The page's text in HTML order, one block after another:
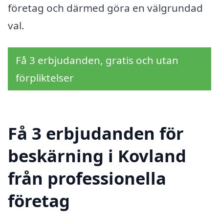
företag och därmed göra en välgrundad
val.
Få 3 erbjudanden, gratis och utan
förpliktelser
Få 3 erbjudanden för
beskärning i Kovland
från professionella
företag